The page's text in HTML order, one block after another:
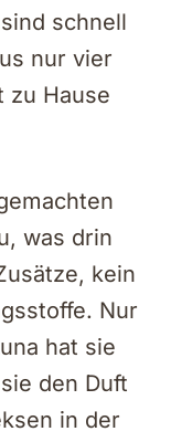
schnell
nur vier
zu Hause
was drin
kein
Nur
hat sie
den Duft
in der